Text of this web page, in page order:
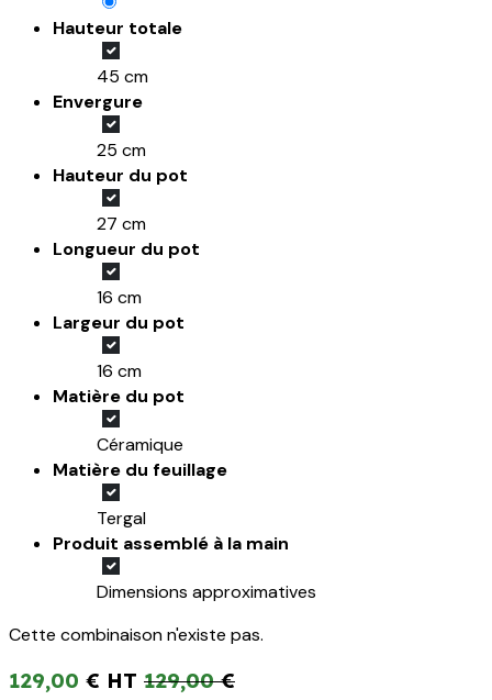
Hauteur totale
45 cm
Envergure
25 cm
Hauteur du pot
27 cm
Longueur du pot
16 cm
Largeur du pot
16 cm
Matière du pot
Céramique
Matière du feuillage
Tergal
Produit assemblé à la main
Dimensions approximatives
Cette combinaison n'existe pas.
129,00 € 129,00€